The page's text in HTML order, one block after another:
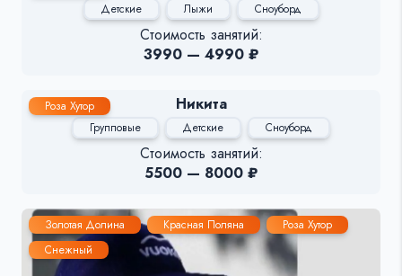
Детские Лыжи Сноуборд
Стоимость занятий:
3990 — 4990 ₽
Роза Хутор Никита
Групповые Детские Сноуборд
Стоимость занятий:
5500 — 8000 ₽
Золотая Долина Красная Поляна
Роза Хутор
Снежный